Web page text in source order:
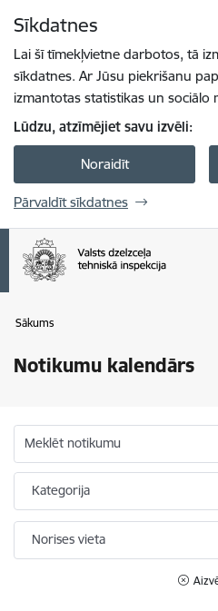
Sīkdatnes
Lai šī tīmekļvietne darbotos, tā
sīkdatnes. Ar Jūsu piekrišanu
izmantotas statistikas un sociālo
Lūdzu, atzīmējiet savu izvēli:
Noraidīt
Pārvaldīt sīkdatnes
Sākums
Notikumu kalendārs
Meklēt notikumu
Kategorija
Norises vieta